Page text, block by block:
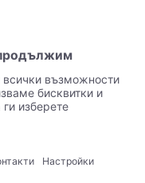
данни
достъпност